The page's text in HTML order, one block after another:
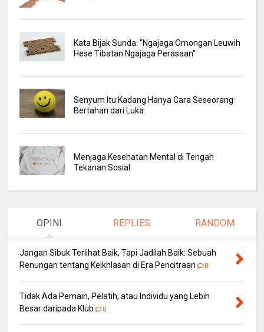
Kata Bijak Sunda: "Ngajaga Omongan Leuwih
Hese Tibatan Ngajaga Perasaan"
Senyum Itu Kadang Hanya Cara Seseorang
Bertahan dari Luka
Menjaga Kesehatan Mental di Tengah
Tekanan Sosial
OPINI REPLIES RANDOM
Jangan Sibuk Terlihat Baik, Tapi Jadilah Baik: Sebuah
Renungan tentang Keikhlasan di Era Pencitraan
0
Tidak Ada Pemain, Pelatih, atau Individu yang Lebih
Besar daripada Klub
0